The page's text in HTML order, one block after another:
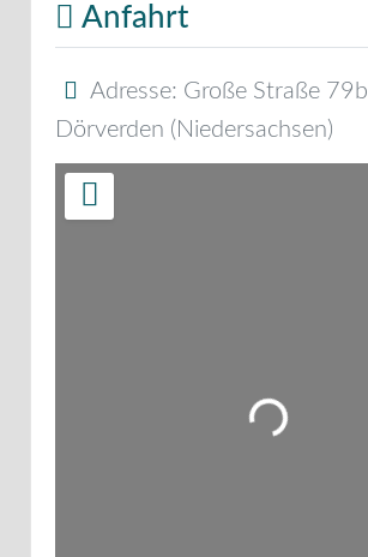
Anfahrt
Adresse: Große Straße 79b
Dörverden ( Niedersachsen)
Wird geladen …